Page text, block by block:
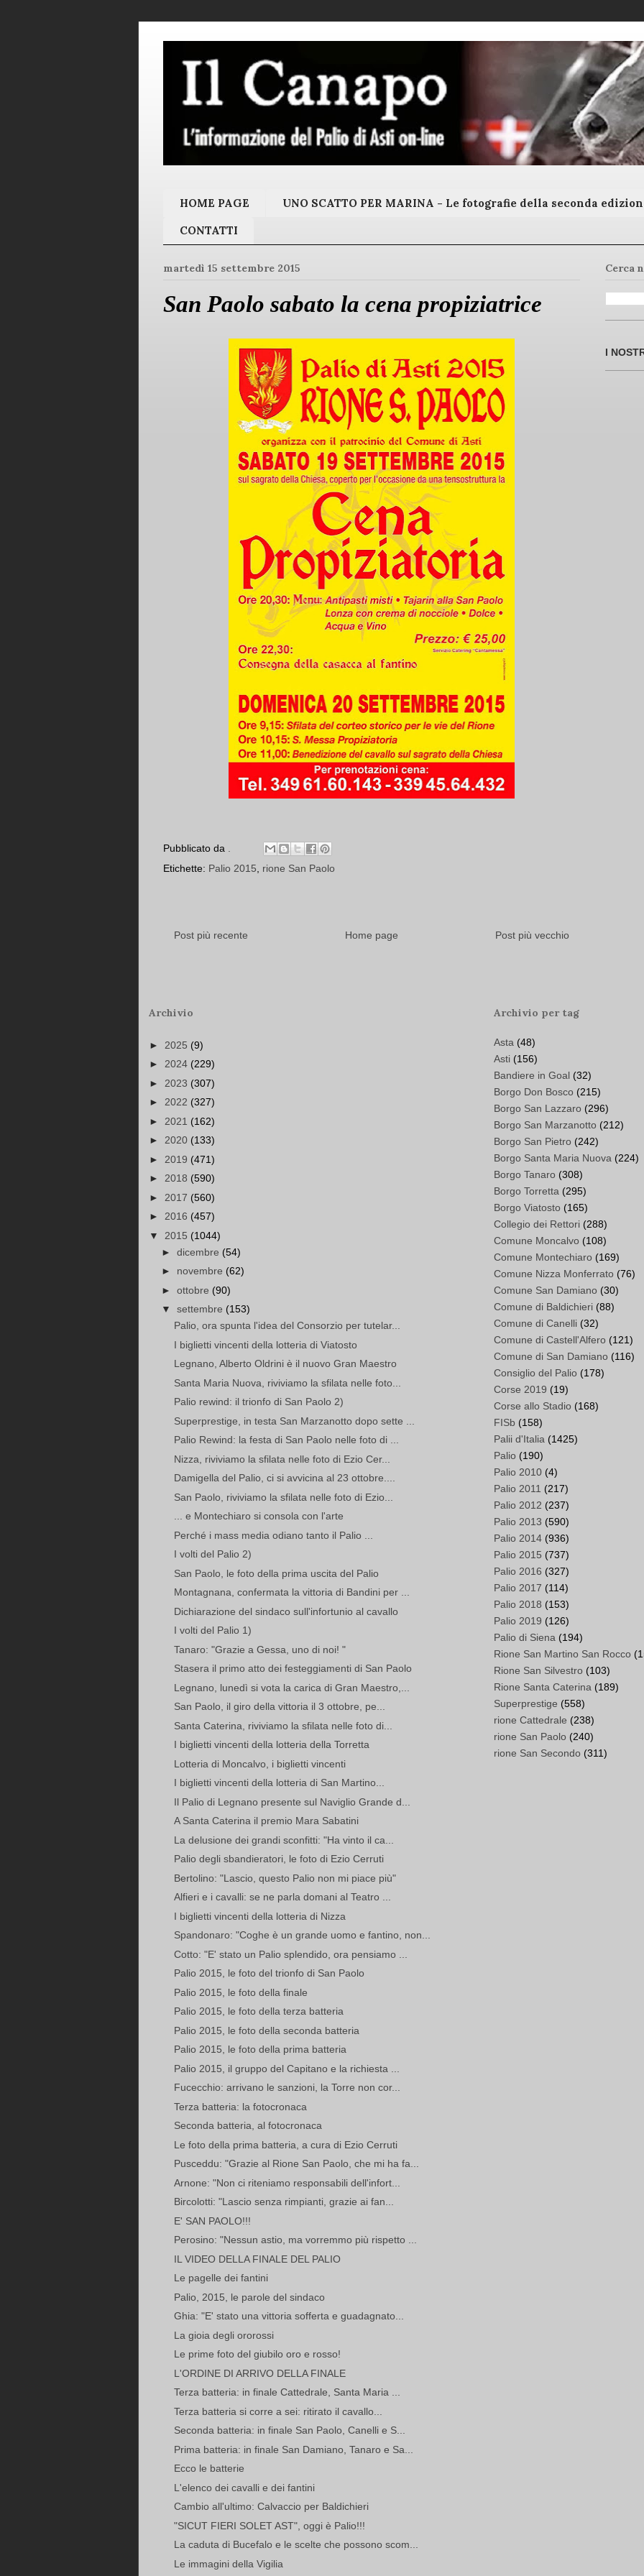
HOME PAGE UNO SCATTO PER MARINA - Le fotografie della seconda
CONTATTI
martedì 15 settembre 2015
San Paolo sabato la cena propiziatrice
Pubblicato da
Etichette: Palio 2015, rione San Paolo
Post più recente Post più vecchio
Home page
Cerca
I
Archivio
► 2025 (9)
► 2024 (229)
► 2023 (307)
► 2022 (327)
► 2021 (162)
► 2020 (133)
► 2019 (471)
► 2018 (590)
► 2017 (560)
► 2016 (457)
▼ 2015 (1044)
► dicembre (54)
► novembre (62)
► ottobre (90)
▼ settembre (153)
Palio, ora spunta l'idea del Consorzio per tutelar...
I biglietti vincenti della lotteria di Viatosto
Legnano, Alberto Oldrini è il nuovo Gran Maestro
Santa Maria Nuova, riviviamo la sfilata nelle foto...
Palio rewind: il trionfo di San Paolo 2)
Superprestige, in testa San Marzanotto dopo sette ...
Palio Rewind: la festa di San Paolo nelle foto di ...
Nizza, riviviamo la sfilata nelle foto di Ezio Cer...
Damigella del Palio, ci si avvicina al 23 ottobre....
San Paolo, riviviamo la sfilata nelle foto di Ezio...
... e Montechiaro si consola con l'arte
Perché i mass media odiano tanto il Palio ...
I volti del Palio 2)
San Paolo, le foto della prima uscita del Palio
Montagnana, confermata la vittoria di Bandini per ...
Dichiarazione del sindaco sull'infortunio al cavallo
I volti del Palio 1)
Tanaro: "Grazie a Gessa, uno di noi! "
Stasera il primo atto dei festeggiamenti di San Paolo
Legnano, lunedì si vota la carica di Gran Maestro,...
San Paolo, il giro della vittoria il 3 ottobre, pe...
Santa Caterina, riviviamo la sfilata nelle foto di...
I biglietti vincenti della lotteria della Torretta
Lotteria di Moncalvo, i biglietti vincenti
I biglietti vincenti della lotteria di San Martino...
Il Palio di Legnano presente sul Naviglio Grande d...
A Santa Caterina il premio Mara Sabatini
La delusione dei grandi sconfitti: "Ha vinto il ca...
Palio degli sbandieratori, le foto di Ezio Cerruti
Bertolino: "Lascio, questo Palio non mi piace più"
Alfieri e i cavalli: se ne parla domani al Teatro ...
I biglietti vincenti della lotteria di Nizza
Spandonaro: "Coghe è un grande uomo e fantino, non...
Cotto: "E' stato un Palio splendido, ora pensiamo ...
Palio 2015, le foto del trionfo di San Paolo
Palio 2015, le foto della finale
Palio 2015, le foto della terza batteria
Palio 2015, le foto della seconda batteria
Palio 2015, le foto della prima batteria
Palio 2015, il gruppo del Capitano e la richiesta ...
Fucecchio: arrivano le sanzioni, la Torre non cor...
Terza batteria: la fotocronaca
Seconda batteria, al fotocronaca
Le foto della prima batteria, a cura di Ezio Cerruti
Pusceddu: "Grazie al Rione San Paolo, che mi ha fa...
Arnone: "Non ci riteniamo responsabili dell'infort...
Bircolotti: "Lascio senza rimpianti, grazie ai fan...
E' SAN PAOLO!!!
Perosino: "Nessun astio, ma vorremmo più rispetto ...
IL VIDEO DELLA FINALE DEL PALIO
Le pagelle dei fantini
Palio, 2015, le parole del sindaco
Ghia: "E' stato una vittoria sofferta e guadagnato...
La gioia degli ororossi
Le prime foto del giubilo oro e rosso!
L'ORDINE DI ARRIVO DELLA FINALE
Terza batteria: in finale Cattedrale, Santa Maria ...
Terza batteria si corre a sei: ritirato il cavallo...
Seconda batteria: in finale San Paolo, Canelli e S...
Prima batteria: in finale San Damiano, Tanaro e Sa...
Ecco le batterie
L'elenco dei cavalli e dei fantini
Cambio all'ultimo: Calvaccio per Baldichieri
"SICUT FIERI SOLET AST", oggi è Palio!!!
La caduta di Bucefalo e le scelte che possono scom...
Le immagini della Vigilia
Archivio per tag
Asta (48)
Asti (156)
Bandiere in Goal (32)
Borgo Don Bosco (215)
Borgo San Lazzaro (296)
Borgo San Marzanotto (212)
Borgo San Pietro (242)
Borgo Santa Maria Nuova (224)
Borgo Tanaro (308)
Borgo Torretta (295)
Borgo Viatosto (165)
Collegio dei Rettori (288)
Comune Moncalvo (108)
Comune Montechiaro (169)
Comune Nizza Monferrato (76)
Comune San Damiano (30)
Comune di Baldichieri (88)
Comune di Canelli (32)
Comune di Castell'Alfero (121)
Comune di San Damiano (116)
Consiglio del Palio (178)
Corse 2019 (19)
Corse allo Stadio (168)
FISb (158)
Palii d'Italia (1425)
Palio (190)
Palio 2010 (4)
Palio 2011 (217)
Palio 2012 (237)
Palio 2013 (590)
Palio 2014 (936)
Palio 2015 (737)
Palio 2016 (327)
Palio 2017 (114)
Palio 2018 (153)
Palio 2019 (126)
Palio di Siena (194)
Rione San Martino San Rocco
Rione San Silvestro (103)
Rione Santa Caterina (189)
Superprestige (558)
rione Cattedrale (238)
rione San Paolo (240)
rione San Secondo (311)